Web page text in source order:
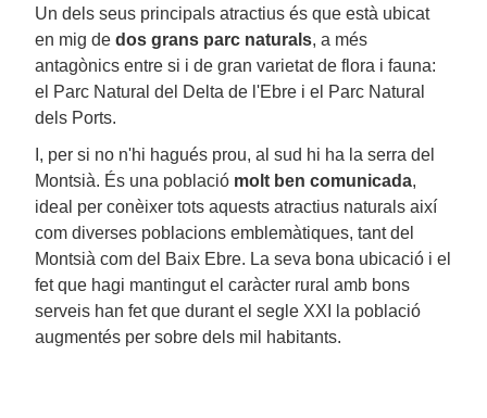
Un dels seus principals atractius és que està ubicat
en mig de dos grans parc naturals, a més
antagònics entre si i de gran varietat de flora i fauna:
el Parc Natural del Delta de l'Ebre i el Parc Natural
dels Ports.
I, per si no n'hi hagués prou, al sud hi ha la serra del
Montsià. És una població molt ben comunicada,
ideal per conèixer tots aquests atractius naturals així
com diverses poblacions emblemàtiques, tant del
Montsià com del Baix Ebre. La seva bona ubicació i el
fet que hagi mantingut el caràcter rural amb bons
serveis han fet que durant el segle XXI la població
augmentés per sobre dels mil habitants.